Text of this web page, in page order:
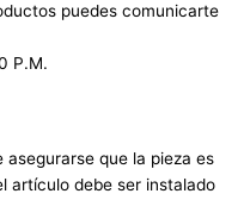
puedes comunicarte
P.M.
que la pieza es
artículo debe ser instalado